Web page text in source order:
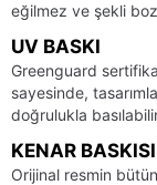
eğilmez ve şekli
UV BASKI
Greenguard
sayesinde,
doğrulukla
KENAR BASKISI
Orijinal resmin